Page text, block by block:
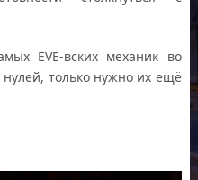
EVE-вских механик во
только нужно их ещё